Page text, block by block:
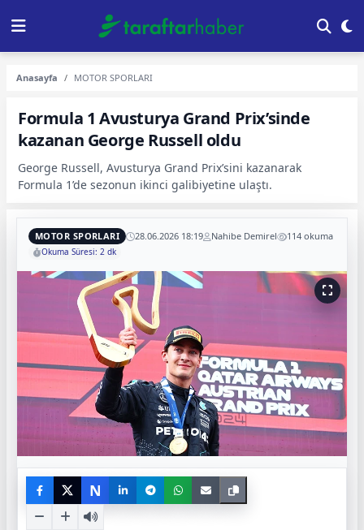
Anasayfa MOTOR SPORLARI
Formula 1 Avusturya Grand Prix’sinde
kazanan George Russell oldu
George Russell, Avusturya Grand Prix’sini kazanarak
Formula 1’de sezonun ikinci galibiyetine ulaştı.
MOTOR SPORLARI 28.06.2026 18:19 Nahibe Demirel 114 okuma
Okuma Süresi: 2 dk
N